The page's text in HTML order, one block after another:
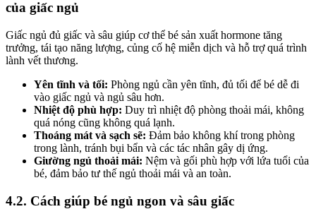
của giấc ngủ
Giấc ngủ đủ giấc và sâu giúp cơ thể bé sản xuất hormone tăng
trưởng, tái tạo năng lượng, củng cố hệ miễn dịch và hỗ trợ quá trình
lành vết thương.
Yên tĩnh và tối: Phòng ngủ cần yên tĩnh, đủ tối để bé dễ đi
vào giấc ngủ và ngủ sâu hơn.
Nhiệt độ phù hợp: Duy trì nhiệt độ phòng thoải mái, không
quá nóng cũng không quá lạnh.
Thoáng mát và sạch sẽ: Đảm bảo không khí trong phòng
trong lành, tránh bụi bẩn và các tác nhân gây dị ứng.
Giường ngủ thoải mái: Nệm và gối phù hợp với lứa tuổi của
bé, đảm bảo tư thế ngủ thoải mái và an toàn.
4.2. Cách giúp bé ngủ ngon và sâu giấc